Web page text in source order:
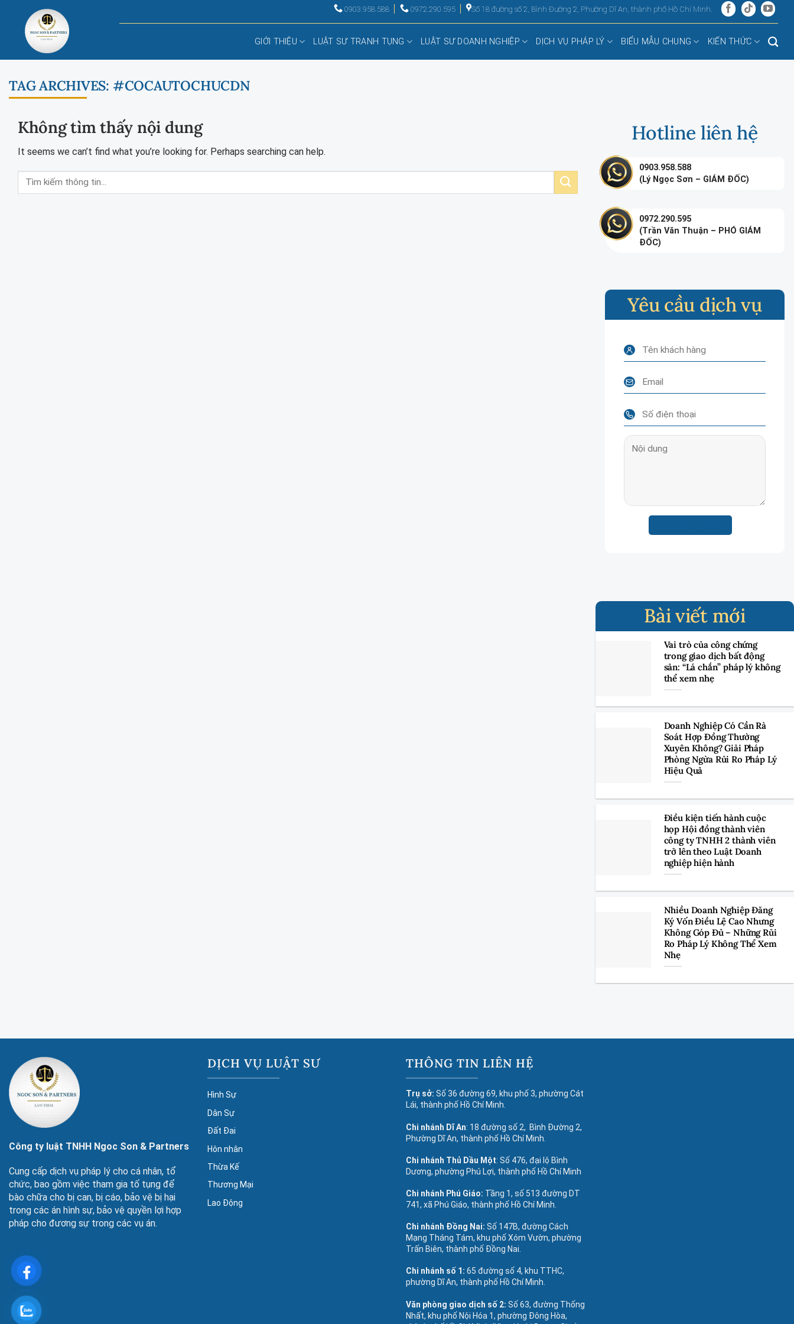
content
0903.958.588 0972.290.595 Số 18 đường số 2, Bình Đường 2, Phường Dĩ An, thành phố Hồ Chí Minh.
GIỚI THIỆU LUẬT SƯ TRANH TỤNG LUẬT SƯ DOANH NGHIỆP DỊCH VỤ PHÁP LÝ BIỂU MẪU CHUNG KIẾN THỨC
TAG ARCHIVES: #COCAUTOCHUCDN
Không tìm thấy nội dung
It seems we can’t find what you’re looking for. Perhaps searching can help.
Tìm
Hotline liên hệ
0903.958.588
(Lý Ngọc Sơn – GIÁM ĐỐC)
0972.290.595
(Trần Văn Thuận – PHÓ GIÁM
ĐỐC)
Yêu cầu dịch vụ
Bài viết mới
Vai trò của công chứng
trong giao dịch bất động
sản: “Lá chắn” pháp lý không
thể xem nhẹ
Doanh Nghiệp Có Cần Rà
Soát Hợp Đồng Thường
Xuyên Không? Giải Pháp
Phòng Ngừa Rủi Ro Pháp Lý
Hiệu Quả
Điều kiện tiến hành cuộc
họp Hội đồng thành viên
công ty TNHH 2 thành viên
trở lên theo Luật Doanh
nghiệp hiện hành
Nhiều Doanh Nghiệp Đăng
Ký Vốn Điều Lệ Cao Nhưng
Không Góp Đủ – Những Rủi
Ro Pháp Lý Không Thể Xem
Nhẹ
Công ty luật TNHH Ngoc Son & Partners
Cung cấp dịch vụ pháp lý cho cá nhân, tổ
chức, bao gồm việc tham gia tố tụng để
bào chữa cho bị can, bị cáo, bảo vệ bị hại
trong các án hình sự, bảo vệ quyền lợi hợp
pháp cho đương sự trong các vụ án.
DỊCH VỤ LUẬT SƯ
Hình Sự
Dân Sự
Đất Đai
Hôn nhân
Thừa Kế
Thương Mại
Lao Động
THÔNG TIN LIÊN HỆ
Trụ sở: Số 36 đường 69, khu phố 3, phường Cát
Lái, thành phố Hồ Chí Minh.
Chi nhánh Dĩ An: 18 đường số 2, Bình Đường 2,
Phường Dĩ An, thành phố Hồ Chí Minh.
Chi nhánh Thủ Dầu Một: Số 476, đại lộ Bình
Dương, phường Phú Lợi, thành phố Hồ Chí Minh
Chi nhánh Phú Giáo: Tầng 1, số 513 đường DT
741, xã Phú Giáo, thành phố Hồ Chí Minh.
Chi nhánh Đồng Nai: Số 147B, đường Cách
Mạng Tháng Tám, khu phố Xóm Vườn, phường
Trấn Biên, thành phố Đồng Nai.
Chi nhánh số 1: 65 đường số 4, khu TTHC,
phường Dĩ An, thành phố Hồ Chí Minh.
Văn phòng giao dịch số 2: Số 63, đường Thống
Nhất, khu phố Nội Hóa 1, phường Đông Hòa,